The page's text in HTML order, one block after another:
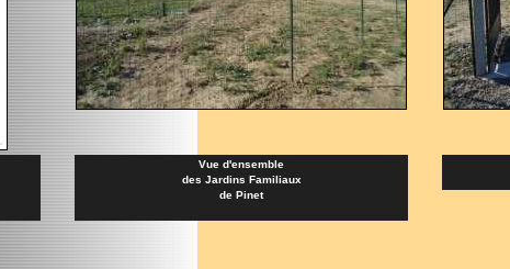
Vue d'ensemble
des Jardins Familiaux
de Pinet